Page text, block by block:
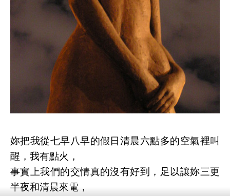
妳把我從七早八早的假日清晨六點多的空氣裡叫
醒，我有點火，
事實上我們的交情真的沒有好到，足以讓妳三更
半夜和清晨來電，